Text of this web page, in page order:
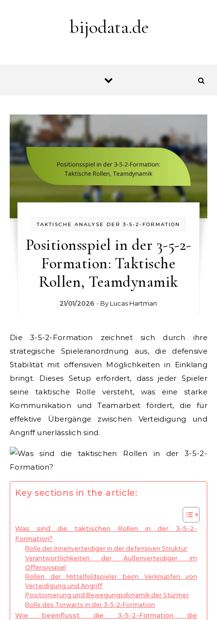
bijodata.de
TAKTISCHE ANALYSE DER 3-5-2-FORMATION
Positionsspiel in der 3-5-2-
Formation: Taktische
Rollen, Teamdynamik
21/01/2026 - By Lucas Hartman
Die 3-5-2-Formation zeichnet sich durch ihre
strategische Spieleranordnung aus, die defensive
Stabilität mit offensiven Möglichkeiten in Einklang
bringt. Dieses Setup erfordert, dass jeder Spieler
seine taktische Rolle versteht, was eine starke
Kommunikation und Teamarbeit fördert, die für
effektive Übergänge zwischen Verteidigung und
Angriff unerlässlich sind.
Key sections in the article:
Was sind die taktischen Rollen in der 3-5-2-
Formation?
Rolle der Innenverteidiger in der defensiven Struktur
Verantwortlichkeiten der Außenverteidiger im
Offensivspiel
Rollen der Mittelfeldspieler beim Verknüpfen von
Verteidigung und Angriff
Positionierung und Bewegungsdynamik der Stürmer
Rolle des Torwarts in der 3-5-2-Formation
Wie beeinflusst die 3-5-2-Formation die